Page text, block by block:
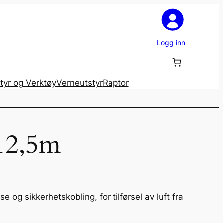
Logg inn
og VerktøyVerneutstyrRaptor
og sikkerhetskobling, for tilførsel av luft fra